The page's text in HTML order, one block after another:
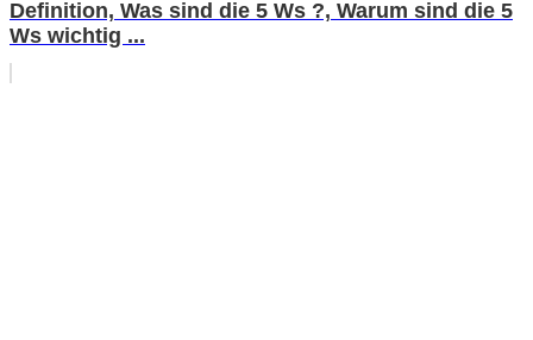
Definition, Was sind die 5 Ws ?, Warum sind die 5
Ws wichtig ...